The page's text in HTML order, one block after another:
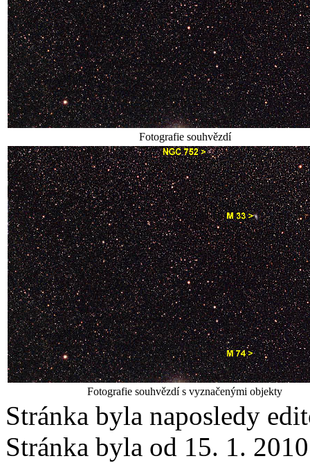
Fotografie souhvězdí
Fotografie souhvězdí s vyznačenými objekty
Stránka byla naposledy
Stránka byla od 15. 1.